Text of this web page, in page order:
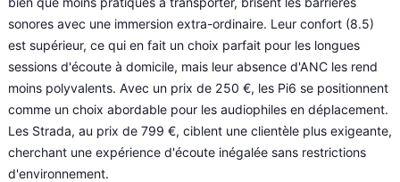
sonores avec une immersion extra-ordinaire. Leur confort (8.5)
est supérieur, ce qui en fait un choix parfait pour les longues
sessions d'écoute à domicile, mais leur absence d'ANC les rend
moins polyvalents. Avec un prix de 250 €, les Pi6 se positionnent
comme un choix abordable pour les audiophiles en déplacement.
Les Strada, au prix de 799 €, ciblent une clientèle plus exigeante,
cherchant une expérience d'écoute inégalée sans restrictions
d'environnement.